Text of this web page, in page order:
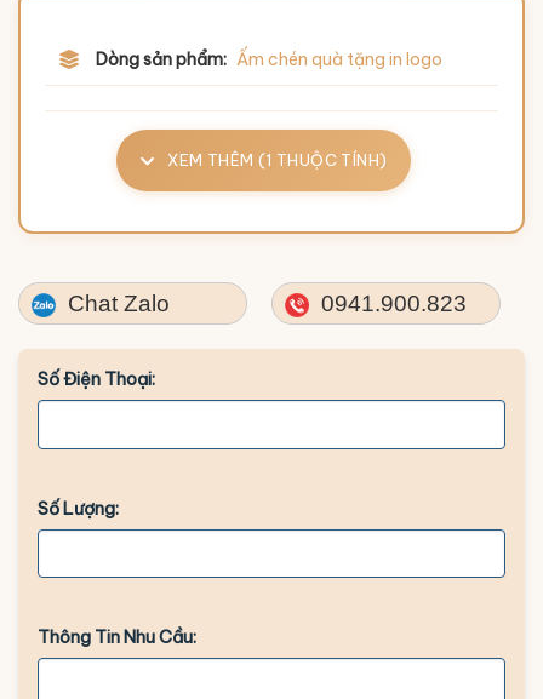
Dòng sản phẩm: Ấm chén quà tặng in logo
XEM THÊM (1 THUỘC TÍNH)
Chat Zalo 0941.900.823
Số Điện Thoại:
Số Lượng:
Thông Tin Nhu Cầu: